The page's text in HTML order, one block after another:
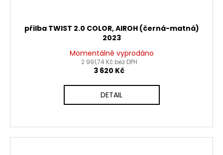
přilba TWIST 2.0 COLOR, AIROH (černá-matná)
2023
Momentálně vyprodáno
2 991,74 Kč bez DPH
3 620 Kč
DETAIL